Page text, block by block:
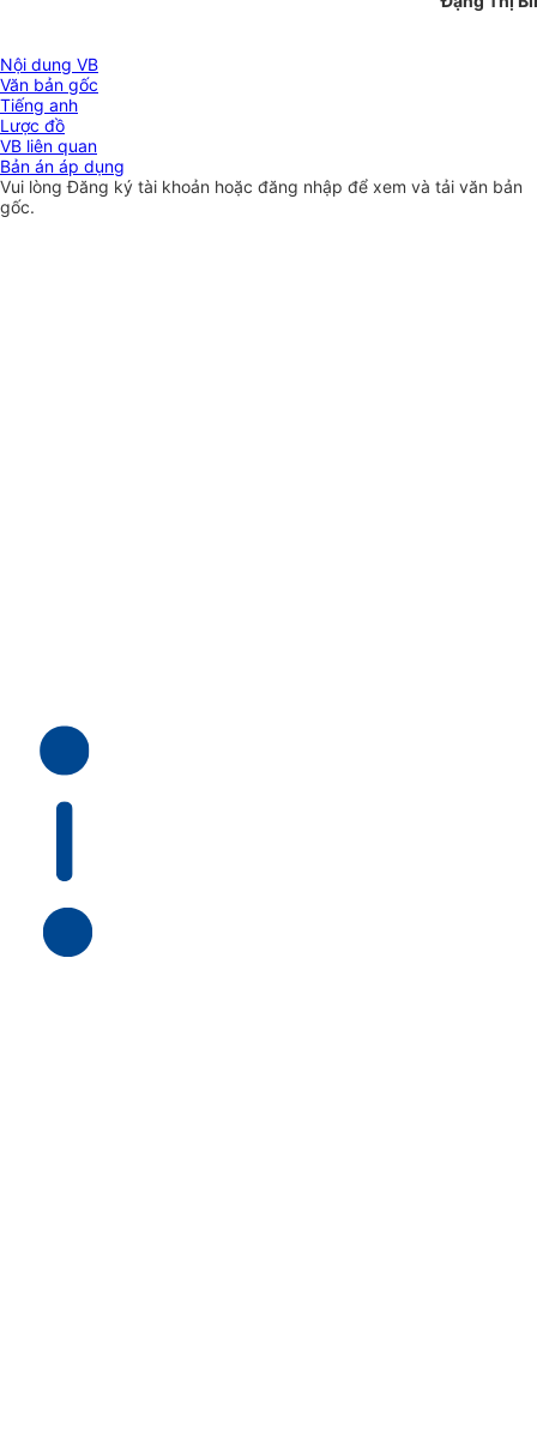
Nội dung VB
Văn bản gốc
Tiếng anh
Lược đồ
VB liên quan
Bản án áp dụng
Vui lòngĐăng ký tài khoản hoặc đăng nhập để xem và tải văn bản
gốc.